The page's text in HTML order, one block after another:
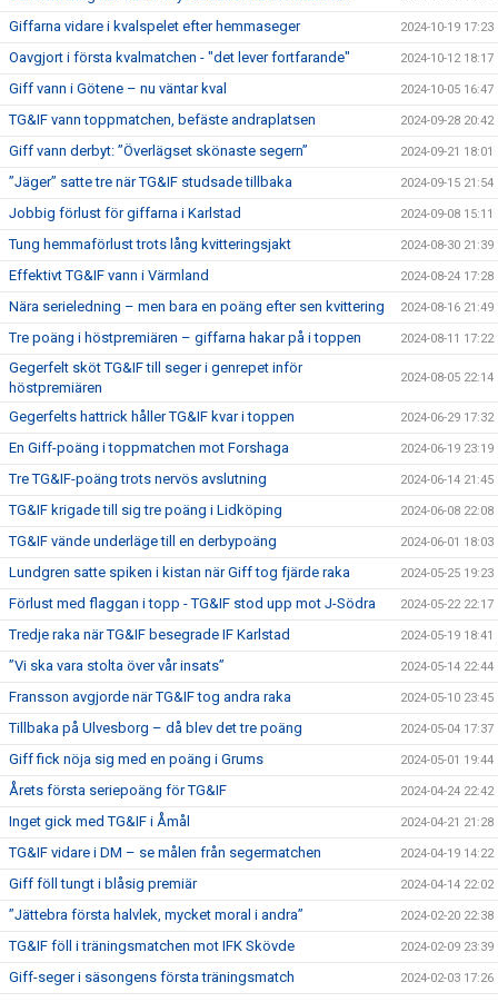
Giffarna vidare i kvalspelet efter hemmaseger 2024-10-19 17:23
Oavgjort i första kvalmatchen - "det lever fortfarande" 2024-10-12 18:17
Giff vann i Götene – nu väntar kval 2024-10-05 16:47
TG&IF vann toppmatchen, befäste andraplatsen 2024-09-28 20:42
Giff vann derbyt: ”Överlägset skönaste segern” 2024-09-21 18:01
”Jäger” satte tre när TG&IF studsade tillbaka 2024-09-15 21:54
Jobbig förlust för giffarna i Karlstad 2024-09-08 15:11
Tung hemmaförlust trots lång kvitteringsjakt 2024-08-30 21:39
Effektivt TG&IF vann i Värmland 2024-08-24 17:28
Nära serieledning – men bara en poäng efter sen kvittering 2024-08-16 21:49
Tre poäng i höstpremiären – giffarna hakar på i toppen 2024-08-11 17:22
Gegerfelt sköt TG&IF till seger i genrepet inför
höstpremiären
2024-08-05 22:14
Gegerfelts hattrick håller TG&IF kvar i toppen 2024-06-29 17:32
En Giff-poäng i toppmatchen mot Forshaga 2024-06-19 23:19
Tre TG&IF-poäng trots nervös avslutning 2024-06-14 21:45
TG&IF krigade till sig tre poäng i Lidköping 2024-06-08 22:08
TG&IF vände underläge till en derbypoäng 2024-06-01 18:03
Lundgren satte spiken i kistan när Giff tog fjärde raka 2024-05-25 19:23
Förlust med flaggan i topp - TG&IF stod upp mot J-Södra 2024-05-22 22:17
Tredje raka när TG&IF besegrade IF Karlstad 2024-05-19 18:41
”Vi ska vara stolta över vår insats” 2024-05-14 22:44
Fransson avgjorde när TG&IF tog andra raka 2024-05-10 23:45
Tillbaka på Ulvesborg – då blev det tre poäng 2024-05-04 17:37
Giff fick nöja sig med en poäng i Grums 2024-05-01 19:44
Årets första seriepoäng för TG&IF 2024-04-24 22:42
Inget gick med TG&IF i Åmål 2024-04-21 21:28
TG&IF vidare i DM – se målen från segermatchen 2024-04-19 14:22
Giff föll tungt i blåsig premiär 2024-04-14 22:02
”Jättebra första halvlek, mycket moral i andra” 2024-02-20 22:38
TG&IF föll i träningsmatchen mot IFK Skövde 2024-02-09 23:39
Giff-seger i säsongens första träningsmatch 2024-02-03 17:26